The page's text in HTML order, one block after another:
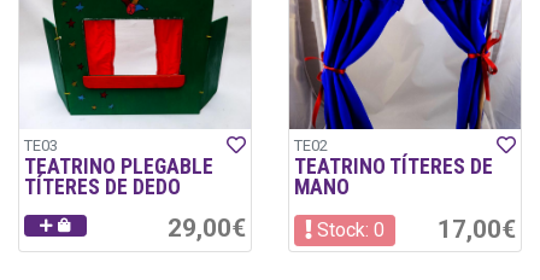
TE03
TEATRINO PLEGABLE
TÍTERES DE DEDO
29,00€
TE02
TEATRINO TÍTERES DE
MANO
Stock: 0 17,00€